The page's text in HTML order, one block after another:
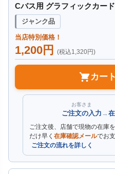
Cバス用 グラフィックカー
ジャンク品
当店特別価格！
1,200円 (税込1,320円)
カー
お客さま
ご注文の入力 →
ご注文後、店舗で現物の在庫
だけ早く 在庫確認メールでお
ご注文の流れを詳しく